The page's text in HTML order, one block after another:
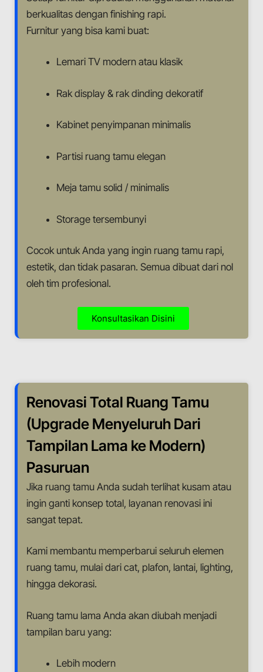
berkualitas dengan finishing rapi.
Furnitur yang bisa kami buat:
Lemari TV modern atau klasik
Rak display & rak dinding dekoratif
Kabinet penyimpanan minimalis
Partisi ruang tamu elegan
Meja tamu solid / minimalis
Storage tersembunyi
Cocok untuk Anda yang ingin ruang tamu rapi,
estetik, dan tidak pasaran. Semua dibuat dari nol
oleh tim profesional.
Konsultasikan Disini
Renovasi Total Ruang Tamu
(Upgrade Menyeluruh Dari
Tampilan Lama ke Modern)
Pasuruan
Jika ruang tamu Anda sudah terlihat kusam atau
ingin ganti konsep total, layanan renovasi ini
sangat tepat.
Kami membantu memperbarui seluruh elemen
ruang tamu, mulai dari cat, plafon, lantai, lighting,
hingga dekorasi.
Ruang tamu lama Anda akan diubah menjadi
tampilan baru yang:
Lebih modern